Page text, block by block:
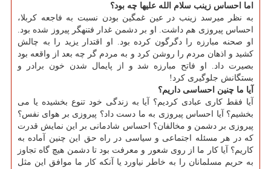
اما احساس زینب سلام الله علیها چه بود؟
به نظر می­رسد زینب در عین غمگین بودن نسبت به فاجعه كربلا،
احساس پیروزی هم داشت. او بر دشمن غدار فتنه­گر پیروز شده بود.
او صحنه مبارزه را دگرگون كرده بود. او اقتدار یزید را به چالش
كشید و اذهان مردم را روشن كرد و به مردم گر چه بعد از واقعه بود
بصیرت داد. او فاتح مبارزه شد و از پایمال شدن خون برادر و
بستگانش جلوگیری كرد!
آیا ما چنین احساسی داریم؟
آیا فقط كاری عبادی كردیم؟ آیا به زندگی خود تنوع بخشیده یا می
بخشیم؟ آیا احساس پیروزی به ما دست داد؟ پیروزی بر هوای نفس؟
پیروزی بر دشمن و مخالفان؟ احساس شادمانی بر این نمایش قدرت
كه در هر مسئله اجتماعی و سیاسی در راه حق این چنین آماده به
كاریم؟ آیا كار ما از روی شعور و معرفت بود تا دشمن هیچ گاه تجاوز
به حریم مسلمانان را به خاطر نیاورد یا آنكه كار ما موافق این مثل